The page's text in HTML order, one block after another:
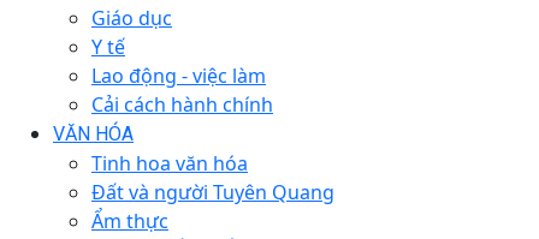
Giáo dục
Y tế
Lao động - việc làm
Cải cách hành chính
VĂN HÓA
Tinh hoa văn hóa
Đất và người Tuyên Quang
Ẩm thực